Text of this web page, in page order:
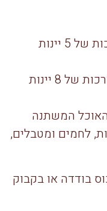
טעימות מודרכות של 5 יינות
טעימות מודרכות של 8 יינות
המשתנה
לחמים ומטבלים,
בודדה או בקבוק